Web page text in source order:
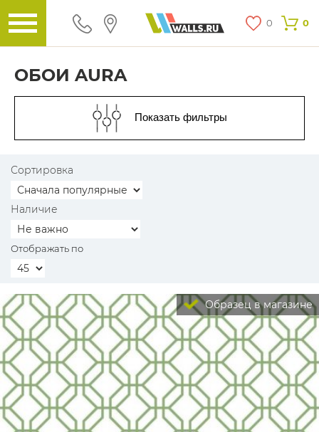
0 0
ОБОИ AURA
Показать фильтры
Сортировка
Наличие
Отображать по
Образец в магазине